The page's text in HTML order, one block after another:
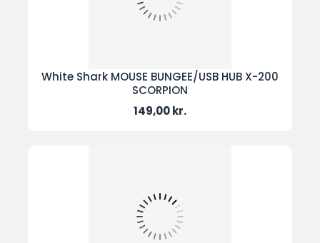
White Shark MOUSE BUNGEE/USB HUB X-200
SCORPION
Pris
149,00 kr.